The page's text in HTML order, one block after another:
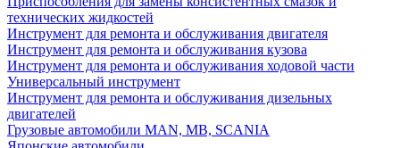
технических жидкостей
Инструмент для ремонта и обслуживания двигателя
Инструмент для ремонта и обслуживания кузова
Инструмент для ремонта и обслуживания ходовой части
Универсальный инструмент
Инструмент для ремонта и обслуживания дизельных
двигателей
Грузовые автомобили MAN, MB, SCANIA